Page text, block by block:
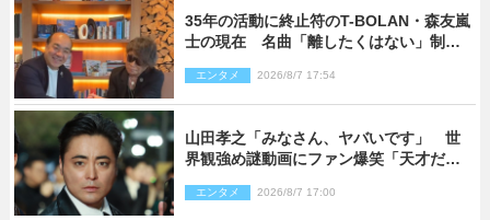
35年の活動に終止符のT-BOLAN・森友嵐
士の現在 名曲「離したくはない」制作
エンタメ 2026/8/7 17:54
山田孝之「みなさん、ヤバいです」 世
界観強め謎動画にファン爆笑「天才だ
エンタメ 2026/8/7 17:00